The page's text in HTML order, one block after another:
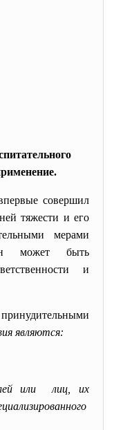
совершил
тяжести и его
мерами
он может быть
и
принудительными
являются:
или лиц, их